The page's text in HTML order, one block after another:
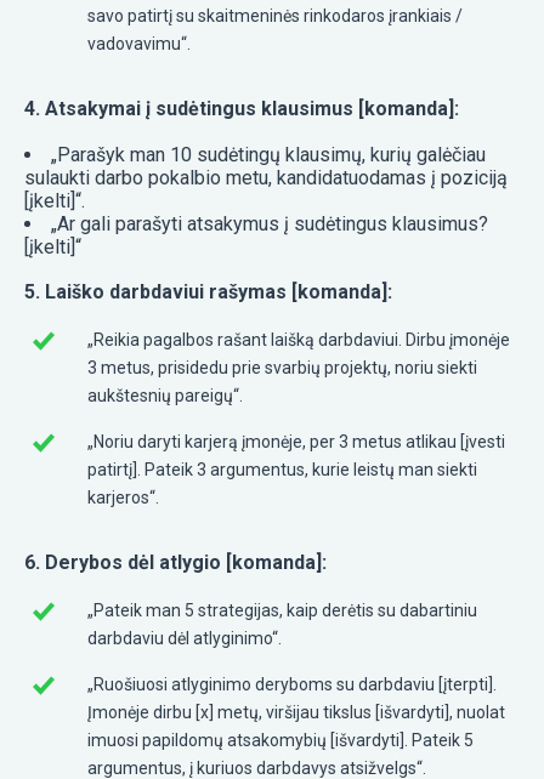
savo patirtį su skaitmeninės rinkodaros įrankiais /
vadovavimu“.
4. Atsakymai į sudėtingus klausimus [komanda]:
„Parašyk man 10 sudėtingų klausimų, kurių galėčiau
sulaukti darbo pokalbio metu, kandidatuodamas į poziciją
[įkelti]“.
„Ar gali parašyti atsakymus į sudėtingus klausimus?
[įkelti]“
5. Laiško darbdaviui rašymas [komanda]:
„Reikia pagalbos rašant laišką darbdaviui. Dirbu įmonėje
3 metus, prisidedu prie svarbių projektų, noriu siekti
aukštesnių pareigų“.
„Noriu daryti karjerą įmonėje, per 3 metus atlikau [įvesti
patirtį]. Pateik 3 argumentus, kurie leistų man siekti
karjeros“.
6. Derybos dėl atlygio [komanda]:
„Pateik man 5 strategijas, kaip derėtis su dabartiniu
darbdaviu dėl atlyginimo“.
„Ruošiuosi atlyginimo deryboms su darbdaviu [įterpti].
Įmonėje dirbu [x] metų, viršijau tikslus [išvardyti], nuolat
imuosi papildomų atsakomybių [išvardyti]. Pateik 5
argumentus, į kuriuos darbdavys atsižvelgs“.